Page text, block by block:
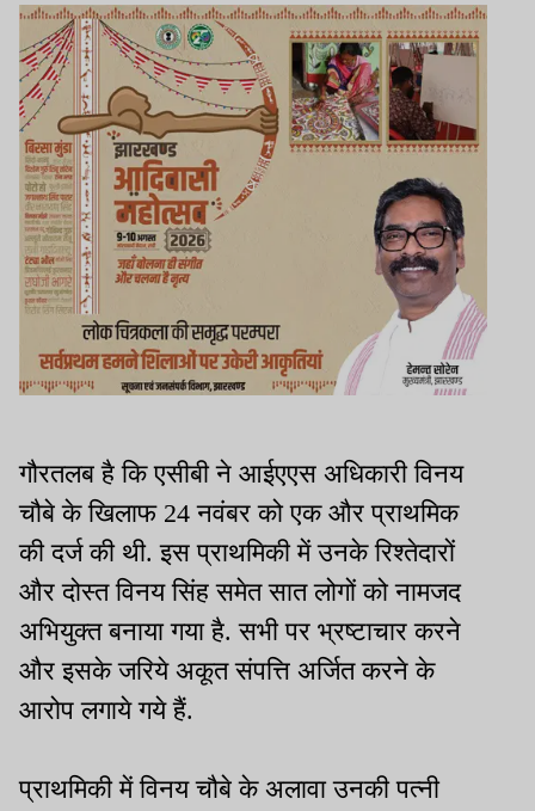
गौरतलब है कि एसीबी ने आईएएस अधिकारी विनय
चौबे के खिलाफ 24 नवंबर को एक और प्राथमिक
की दर्ज की थी. इस प्राथमिकी में उनके रिश्तेदारों
और दोस्त विनय सिंह समेत सात लोगों को नामजद
अभियुक्त बनाया गया है. सभी पर भ्रष्टाचार करने
और इसके जरिये अकूत संपत्ति अर्जित करने के
आरोप लगाये गये हैं.
प्राथमिकी में विनय चौबे के अलावा उनकी पत्नी